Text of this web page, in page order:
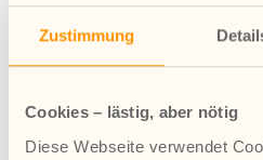
Zustimmung
Cookies – lästig, aber nötig
Diese Webseite verwendet
Distanzbeschulung
anerkannten Sonneck-
Erziehungsvereins
Möglichkeit eines